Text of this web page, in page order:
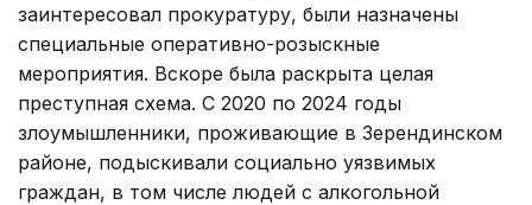
заинтересовал прокуратуру, были назначены
специальные оперативно-розыскные
мероприятия. Вскоре была раскрыта целая
преступная схема. С 2020 по 2024 годы
злоумышленники, проживающие в Зерендинском
районе, подыскивали социально уязвимых
граждан, в том числе людей с алкогольной